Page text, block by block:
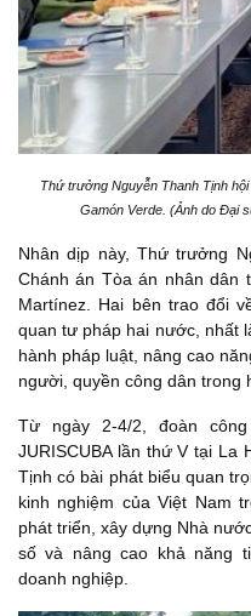
Thứ trưởng Nguyễn Thanh Tịnh
Gamón Verde. (Ảnh do Đại
Nhân dịp này, Thứ trưởng
Chánh án Tòa án nhân dân
Martínez. Hai bên trao đổi
quan tư pháp hai nước, nhất
hành pháp luật, nâng cao
người, quyền công dân trong
Từ ngày 2-4/2, đoàn
JURISCUBA lần thứ V tại La
Tịnh có bài phát biểu quan
kinh nghiệm của Việt Nam
phát triển, xây dựng Nhà
số và nâng cao khả năng
doanh nghiệp.